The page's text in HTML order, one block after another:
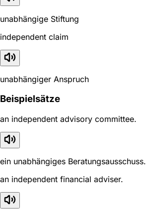
unabhängige Stiftung
independent claim
unabhängiger Anspruch
Beispielsätze
an independent advisory committee.
ein unabhängiges Beratungsausschuss.
an independent financial adviser.